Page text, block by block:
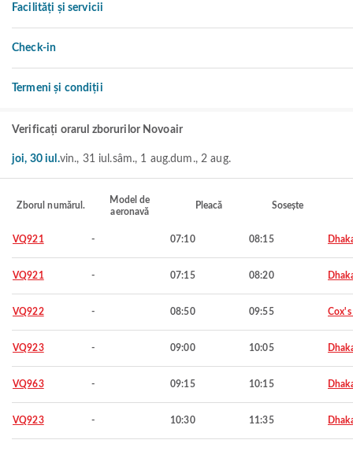
Facilități și servicii
Check-in
Termeni și condiții
Verificați orarul zborurilor Novoair
joi, 30 iul.vin., 31 iul.sâm., 1 aug.dum., 2 aug.
Zborul numărul.
Model de
aeronavă
Pleacă Sosește
VQ921 - 07:10 08:15
VQ921 - 07:15 08:20
VQ922 - 08:50 09:55 Cox's
VQ923 - 09:00 10:05
VQ963 - 09:15 10:15
VQ923 - 10:30 11:35